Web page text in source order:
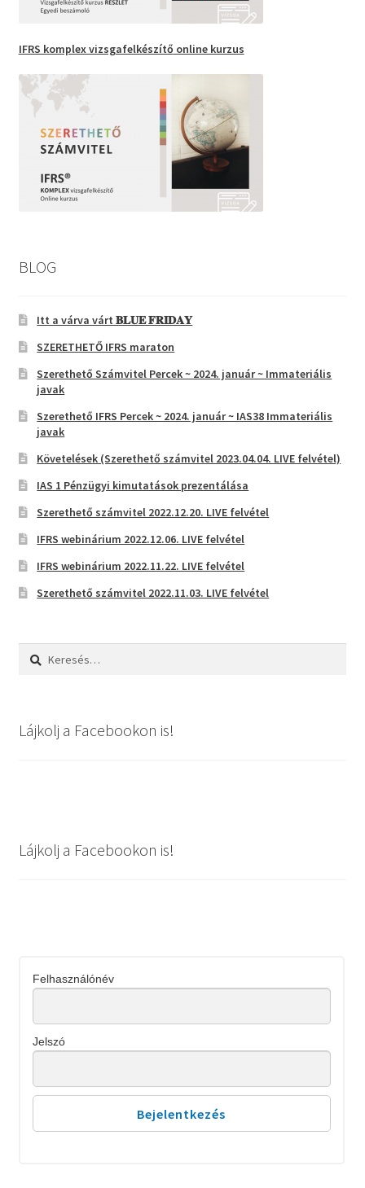
IFRS komplex vizsgafelkészítő online kurzus
BLOG
Itt a várva várt 𝐁𝐋𝐔𝐄 𝐅𝐑𝐈𝐃𝐀𝐘
SZERETHETŐ IFRS maraton
Szerethető Számvitel Percek ~ 2024. január ~ Immateriális
javak
Szerethető IFRS Percek ~ 2024. január ~ IAS38 Immateriális
javak
Követelések (Szerethető számvitel 2023.04.04. LIVE felvétel)
IAS 1 Pénzügyi kimutatások prezentálása
Szerethető számvitel 2022.12.20. LIVE felvétel
IFRS webinárium 2022.12.06. LIVE felvétel
IFRS webinárium 2022.11.22. LIVE felvétel
Szerethető számvitel 2022.11.03. LIVE felvétel
Keresés:
Lájkolj a Facebookon is!
Lájkolj a Facebookon is!
Felhasználónév
Jelszó